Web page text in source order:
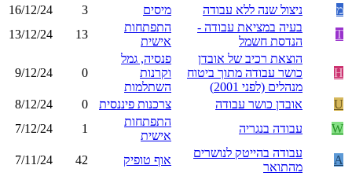
מ ניצול שנה ללא עבודה מיסים 3
16/12/24
T
בעיה במציאת עבודה -
הנדסת חשמל
התפתחות
אישית
13
13/12/24
H
הוצאת רכיב של אובדן
כושר עבודה מתוך ביטוח
מנהלים (לפני 2001)
פנסיה, גמל
וקרנות
השתלמות
0
9/12/24
U אובדן כושר עבודה צרכנות פיננסית 0
8/12/24
W
עבודה בנגריה
התפתחות
אישית
1
7/12/24
A
עבודה בהייטק לנושרים
מהתואר
אוף טופיק 42
7/11/24